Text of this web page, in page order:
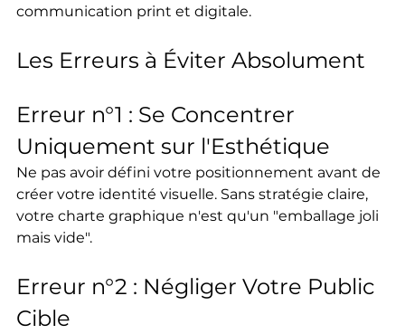
communication print et digitale.
Les Erreurs à Éviter Absolument
Erreur n°1 : Se Concentrer
Uniquement sur l'Esthétique
Ne pas avoir défini votre positionnement avant de
créer votre identité visuelle. Sans stratégie claire,
votre charte graphique n'est qu'un "emballage joli
mais vide".
Erreur n°2 : Négliger Votre Public
Cible